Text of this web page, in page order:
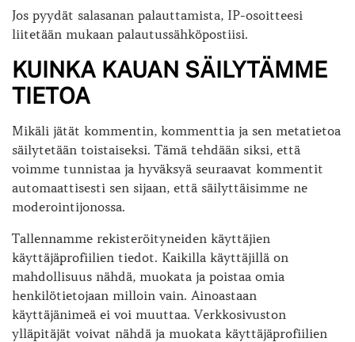
Jos pyydät salasanan palauttamista, IP-osoitteesi
liitetään mukaan palautussähköpostiisi.
KUINKA KAUAN SÄILYTÄMME
TIETOA
Mikäli jätät kommentin, kommenttia ja sen metatietoa
säilytetään toistaiseksi. Tämä tehdään siksi, että
voimme tunnistaa ja hyväksyä seuraavat kommentit
automaattisesti sen sijaan, että säilyttäisimme ne
moderointijonossa.
Tallennamme rekisteröityneiden käyttäjien
käyttäjäprofiilien tiedot. Kaikilla käyttäjillä on
mahdollisuus nähdä, muokata ja poistaa omia
henkilötietojaan milloin vain. Ainoastaan
käyttäjänimeä ei voi muuttaa. Verkkosivuston
ylläpitäjät voivat nähdä ja muokata käyttäjäprofiilien